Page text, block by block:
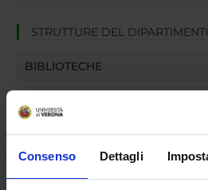
Consenso Dettagli
STRUTTURE DEL
BIBLIOTECHE
LABORATORI